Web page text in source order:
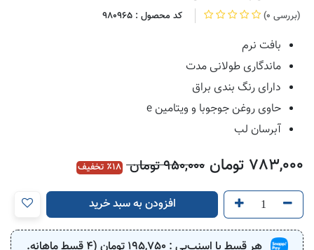
(0 بررسی) کد محصول : 980965
بافت نرم
ماندگاری طولانی مدت
دارای رنگ بندی براق
حاوی روغن جوجوبا و ویتامین e
آبرسان لب
783,000 تومان 950,000تومان 18٪ تخفیف
افزودن به سبد خرید